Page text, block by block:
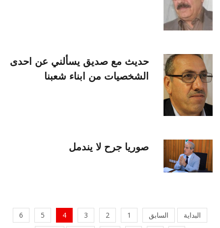
حديث مع صديق يسألني عن احدى
الشخصيات من ابناء شعبنا
صوريا جرح لا يندمل
البداية السابق 1
2
3
4
5
6